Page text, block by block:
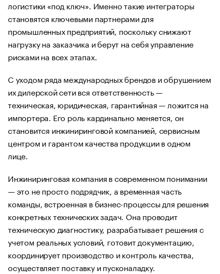
логистики «под ключ». Именно такие интеграторы
становятся ключевыми партнерами для
промышленных предприятий, поскольку снижают
нагрузку на заказчика и берут на себя управление
рисками на всех этапах.
С уходом ряда международных брендов и обрушением
их дилерской сети вся ответственность —
техническая, юридическая, гарантийная — ложится на
импортера. Его роль кардинально меняется, он
становится инжиниринговой компанией, сервисным
центром и гарантом качества продукции в одном
лице.
Инжиниринговая компания в современном понимании
— это не просто подрядчик, а временная часть
команды, встроенная в бизнес-процессы для решения
конкретных технических задач. Она проводит
техническую диагностику, разрабатывает решения с
учетом реальных условий, готовит документацию,
координирует производство и контроль качества,
осуществляет поставку и пусконаладку.